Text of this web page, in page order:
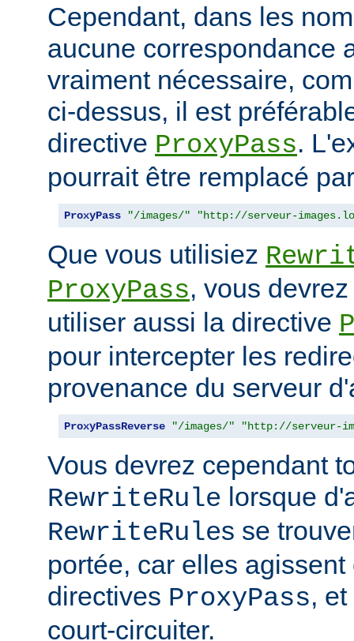
Cependant, dans les
aucune correspondance
vraiment nécessaire,
ci-dessus, il est
directive ProxyPass.
pourrait être remplacé
ProxyPass "/images/" "http://serveur-
Que vous utilisiez
ProxyPass, vous
utiliser aussi la directive
pour intercepter les
provenance du serveur
ProxyPassReverse "/images/" "http://serveur-
Vous devrez cependant
RewriteRule lorsque
RewriteRules se
portée, car elles
directives ProxyPass,
court-circuiter.